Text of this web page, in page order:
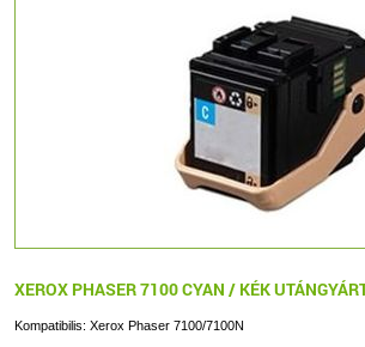
XEROX PHASER 7100 CYAN / KÉK
Kompatibilis: Xerox Phaser 7100/7100N